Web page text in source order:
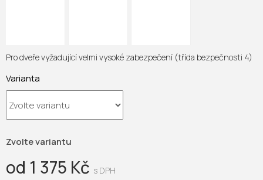
od 1 375 Kč
Zvolte variantu
Varianta
Pro dveře vyžadující velmi vysoké zabezpečení (třída bezpečnosti 4)